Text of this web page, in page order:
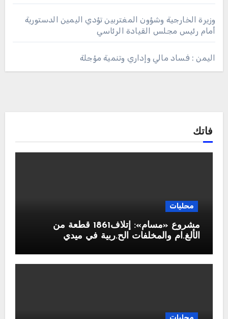
وزيرة الخارجية وشؤون المغتربين تؤدي اليمين الدستورية
أمام رئيس مجلس القيادة الرئاسي
اليمن : فساد مالي وإداري وتنمية مؤجلة
فاتك
محليات
مشروع «مسام»: إتلاف1861 قطعة من
الألغ.ام والمخلفات الح.ربية في ميدي